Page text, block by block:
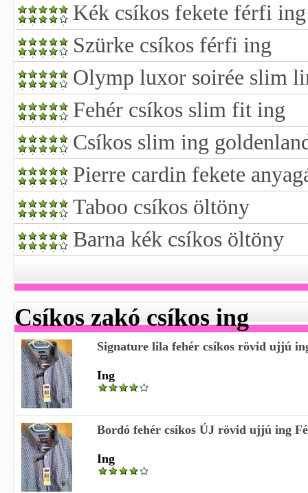
Kék csíkos fekete férfi ing
Szürke csíkos férfi ing
Olymp luxor soirée slim
Fehér csíkos slim fit ing
Csíkos slim ing
Pierre cardin fekete
Taboo csíkos öltöny
Barna kék csíkos öltöny
Csíkos zakó csíkos ing
Signature lila fehér csíkos rövid ujjú
Ing
Bordó fehér csíkos ÚJ rövid ujjú ing
Ing